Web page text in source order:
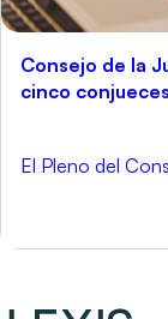
Consejo de la
cinco
El Pleno del